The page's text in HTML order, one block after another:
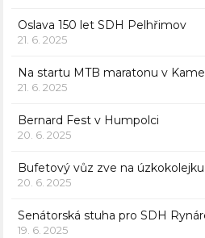
Oslava 150 let SDH Pelhřimov
21. 6. 2025
Na startu MTB maratonu v
21. 6. 2025
Bernard Fest v Humpolci
20. 6. 2025
Bufetový vůz zve na úzkokolejku
20. 6. 2025
Senátorská stuha pro SDH
19. 6. 2025